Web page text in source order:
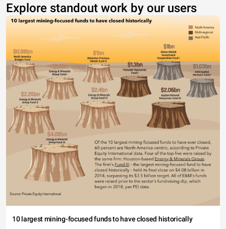
Explore standout work by our users
10 largest mining-focused funds to have closed historically